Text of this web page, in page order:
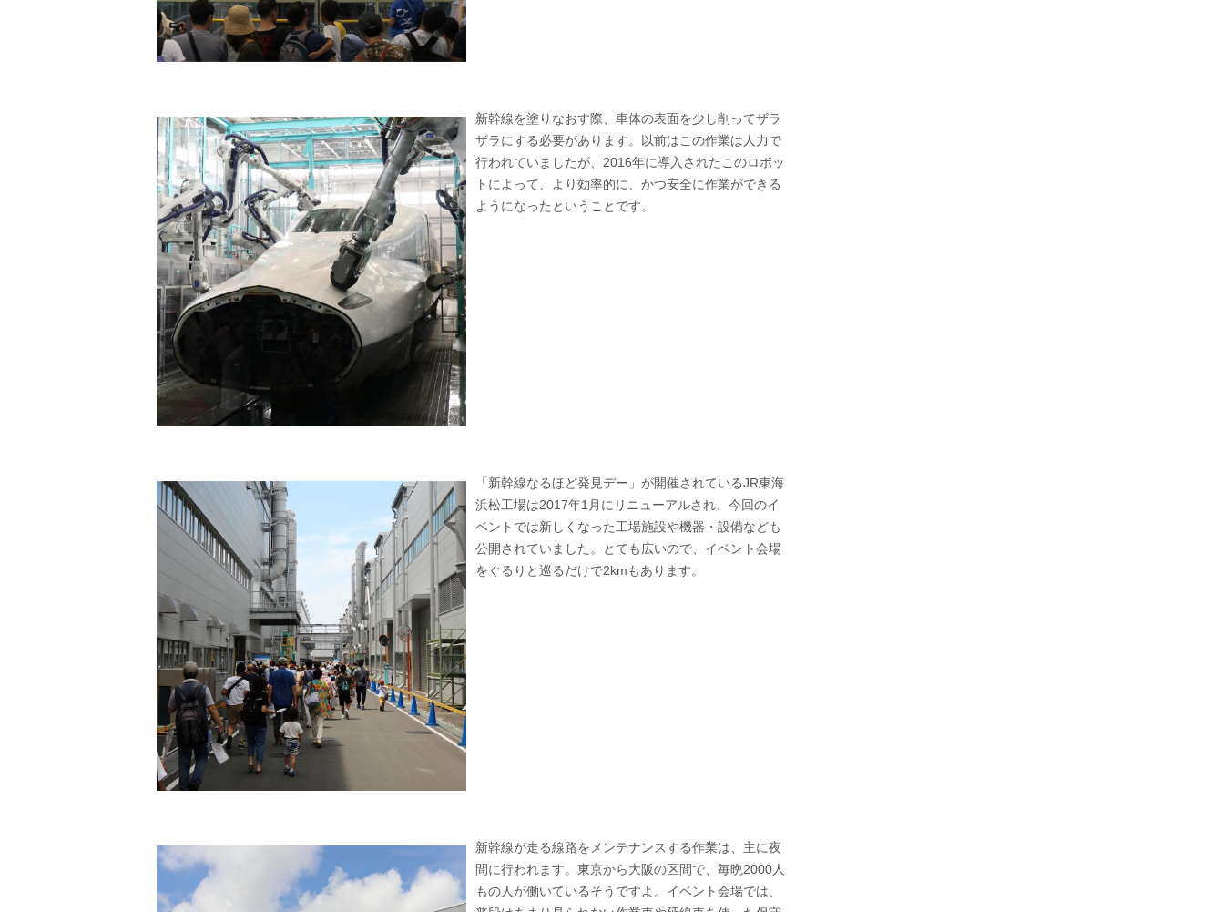
新幹線を塗りなおす際、車体の表面を少し削ってザラ
ザラにする必要があります。以前はこの作業は人力で
行われていましたが、2016年に導入されたこのロボッ
トによって、より効率的に、かつ安全に作業ができる
ようになったということです。
「新幹線なるほど発見デー」が開催されているJR東海
浜松工場は2017年1月にリニューアルされ、今回のイ
ベントでは新しくなった工場施設や機器・設備なども
公開されていました。とても広いので、イベント会場
をぐるりと巡るだけで2kmもあります。
新幹線が走る線路をメンテナンスする作業は、主に夜
間に行われます。東京から大阪の区間で、毎晩2000人
もの人が働いているそうですよ。イベント会場では、